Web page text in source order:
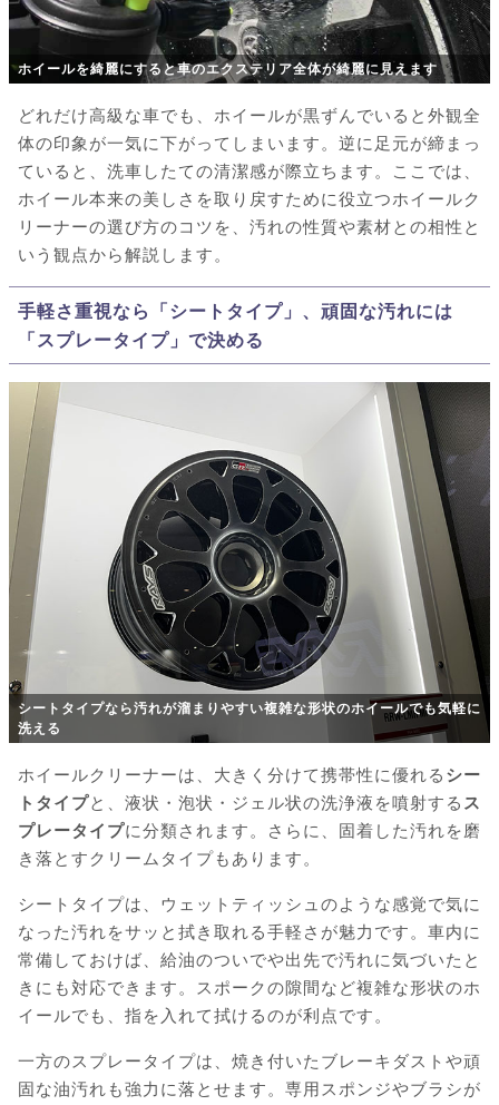
ホイールを綺麗にすると車のエクステリア全体が綺麗に見えます
どれだけ高級な車でも、ホイールが黒ずんでいると外観全
体の印象が一気に下がってしまいます。逆に足元が締まっ
ていると、洗車したての清潔感が際立ちます。ここでは、
ホイール本来の美しさを取り戻すために役立つホイールク
リーナーの選び方のコツを、汚れの性質や素材との相性と
いう観点から解説します。
手軽さ重視なら「シートタイプ」、頑固な汚れには
「スプレータイプ」で決める
シートタイプなら汚れが溜まりやすい複雑な形状のホイールでも気軽に
洗える
ホイールクリーナーは、大きく分けて携帯性に優れる シー
トタイプと、液状・泡状・ジェル状の洗浄液を噴射する ス
プレータイプに分類されます。さらに、固着した汚れを磨
き落とすクリームタイプもあります。
シートタイプは、ウェットティッシュのような感覚で気に
なった汚れをサッと拭き取れる手軽さが魅力です。車内に
常備しておけば、給油のついでや出先で汚れに気づいたと
きにも対応できます。スポークの隙間など複雑な形状のホ
イールでも、指を入れて拭けるのが利点です。
一方のスプレータイプは、焼き付いたブレーキダストや頑
固な油汚れも強力に落とせます。専用スポンジやブラシが